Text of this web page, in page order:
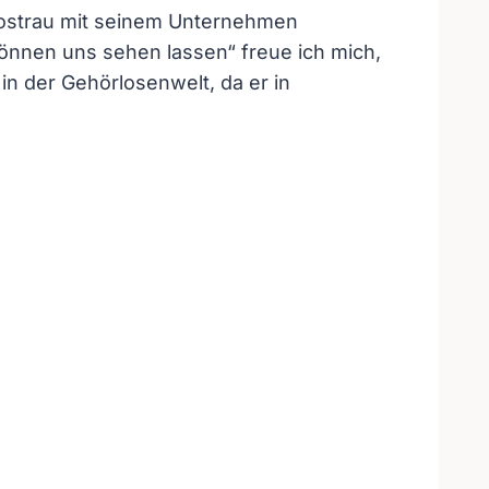
mit seinem Unternehmen
uns sehen lassen“ freue ich mich,
der Gehörlosenwelt, da er in